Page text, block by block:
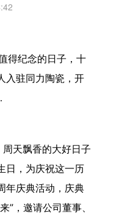
得纪念的日子，十
入驻同力陶瓷，开
天飘香的大好日子
日，为庆祝这一历
年庆典活动，庆典
”，邀请公司董事、